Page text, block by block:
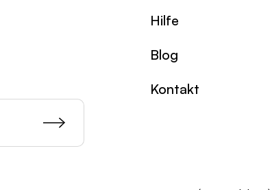
Hilfe
Blog
Kontakt